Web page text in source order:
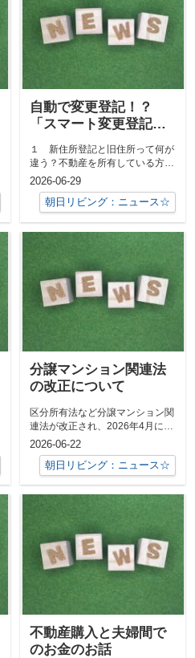
自動で変更登記！？
「スマート変更登記」
１ 新住所登記と旧住所って何が
違う？不動産を所有している方に
とって、「登記上の住所」は非常
に重要な情...
2026-06-29
朝日リビング：ニュース☆
分譲マンション関連法
の改正について
区分所有法など分譲マンション関
連法が改正され、2026年4月に大
半の規定が施行になります。管理
に無関...
2026-06-22
朝日リビング：ニュース☆
不動産購入と夫婦間で
のお金のお話